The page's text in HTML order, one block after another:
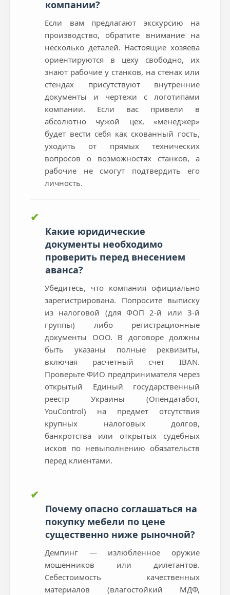
компании?
Если вам предлагают экскурсию на
производство, обратите внимание на
несколько деталей. Настоящие хозяева
ориентируются в цеху свободно, их
знают рабочие у станков, на стенах или
стендах присутствуют внутренние
документы и чертежи с логотипами
компании. Если вас привели в
абсолютно чужой цех, «менеджер»
будет вести себя как скованный гость,
уходить от прямых технических
вопросов о возможностях станков, а
рабочие не смогут подтвердить его
личность.
✔
Какие юридические
документы необходимо
проверить перед внесением
аванса?
Убедитесь, что компания официально
зарегистрирована. Попросите выписку
из налоговой (для ФОП 2-й или 3-й
группы) либо регистрационные
документы ООО. В договоре должны
быть указаны полные реквизиты,
включая расчетный счет IBAN.
Проверьте ФИО предпринимателя через
открытый Единый государственный
реестр Украины (Опендатабот,
YouControl) на предмет отсутствия
крупных налоговых долгов,
банкротства или открытых судебных
исков по невыполнению обязательств
перед клиентами.
✔
Почему опасно соглашаться на
покупку мебели по цене
существенно ниже рыночной?
Демпинг — излюбленное оружие
мошенников или дилетантов.
Себестоимость качественных
материалов (влагостойкий МДФ,